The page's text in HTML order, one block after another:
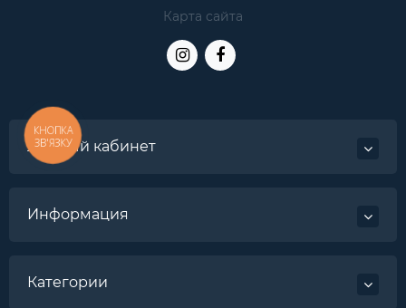
Карта сайта
Личный кабинет
Информация
Категории
КНОПКА
ЗВ'ЯЗКУ